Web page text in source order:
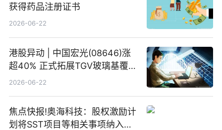
获得药品注册证书
2026-06-22
港股异动 | 中国宏光(08646)涨
超40% 正式拓展TGV玻璃基覆铜
板新材料业务
2026-06-22
焦点快报!奥海科技：股权激励计
划将SST项目等相关事项纳入专